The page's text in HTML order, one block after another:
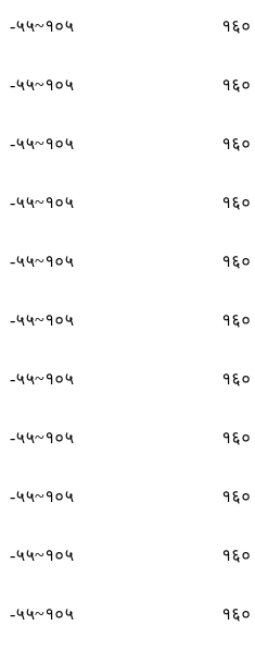
-५५~१०५ १६०
-५५~१०५ १६०
-५५~१०५ १६०
-५५~१०५ १६०
-५५~१०५ १६०
-५५~१०५ १६०
-५५~१०५ १६०
-५५~१०५ १६०
-५५~१०५ १६०
-५५~१०५ १६०
-५५~१०५ १६०